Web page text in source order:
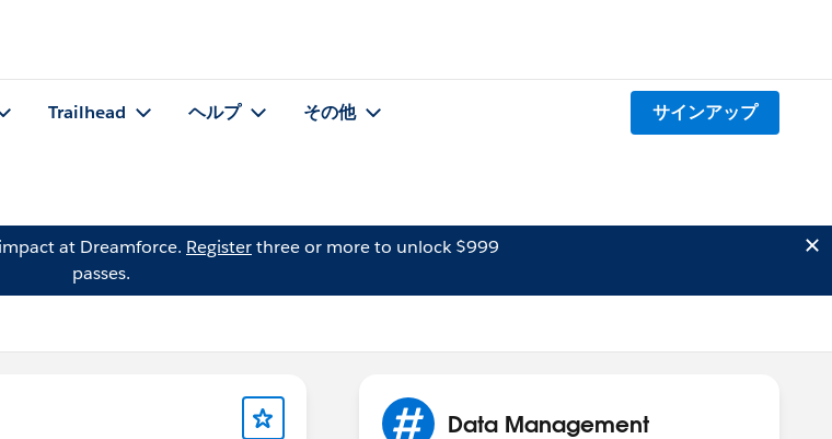
Trailhead ヘルプ その他 サインアップ
at Dreamforce. Registerthree or more to unlock $999
passes.
Data Management